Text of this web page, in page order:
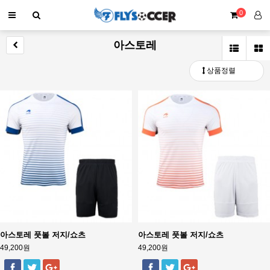
0
아스토레
상품정렬
아스토레 풋볼 저지/쇼츠
49,200원
아스토레 풋볼 저지/쇼츠
49,200원